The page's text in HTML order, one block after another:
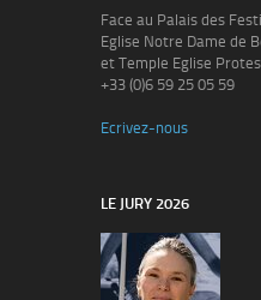
Face au Palais des
Eglise Notre Dame de
et Temple Eglise
+33 (0)6 59 25 05 59
Ecrivez-nous
LE JURY 2026